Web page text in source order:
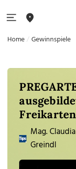
Home Gewinnspiele
Freikarten
Mag. Claudia
Greindl